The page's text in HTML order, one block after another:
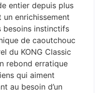
entier depuis plus
enrichissement
besoins instinctifs
de caoutchouc
du KONG Classic
rebond erratique
qui aiment
au besoin d’un